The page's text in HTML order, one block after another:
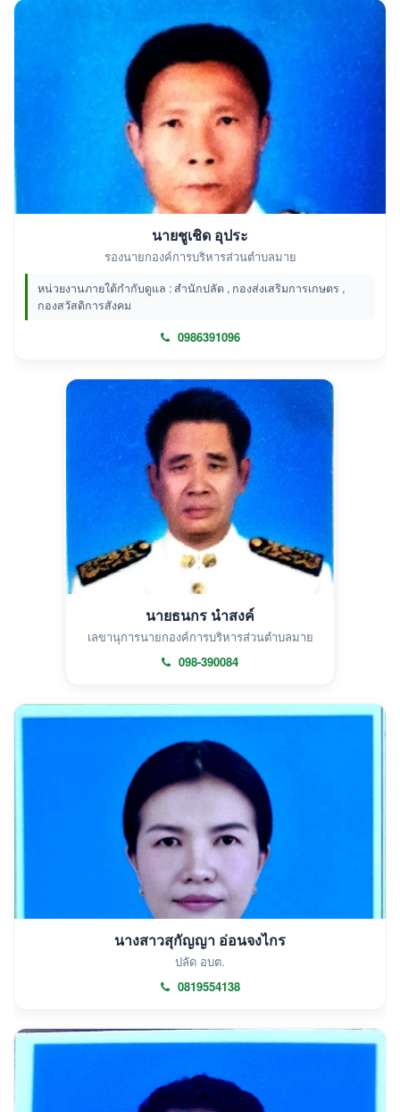
นายชูเชิด อุประ
รองนายกองค์การบริหารส่วนตำบลมาย
หน่วยงานภายใต้กำกับดูแล : สำนักปลัด , กองส่งเสริมการเกษตร ,
กองสวัสดิการสังคม
0986391096
นายธนกร นำสงค์
เลขานุการนายกองค์การบริหารส่วนตำบลมาย
098-390084
นางสาวสุกัญญา อ่อนจงไกร
ปลัด อบต.
0819554138